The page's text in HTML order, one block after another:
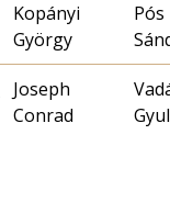
Kopányi
György
Pós
Joseph
Conrad